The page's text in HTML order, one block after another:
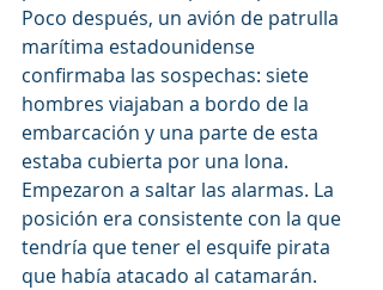
Poco después, un avión de patrulla
marítima estadounidense
confirmaba las sospechas: siete
hombres viajaban a bordo de la
embarcación y una parte de esta
estaba cubierta por una lona.
Empezaron a saltar las alarmas. La
posición era consistente con la que
tendría que tener el esquife pirata
que había atacado al catamarán.